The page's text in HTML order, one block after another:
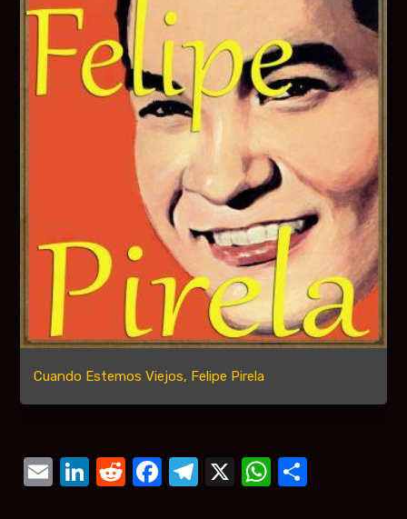
Cuando Estemos Viejos, Felipe Pirela
Email
LinkedIn
Reddit
Facebook
Telegram
X